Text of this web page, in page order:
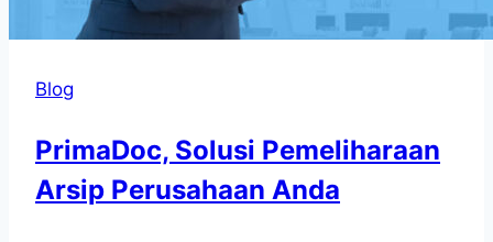
Blog
PrimaDoc, Solusi Pemeliharaan
Arsip Perusahaan Anda